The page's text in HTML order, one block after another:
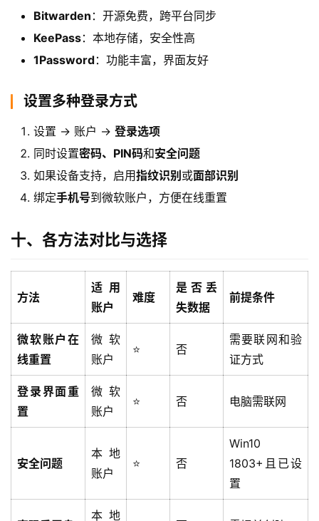
Bitwarden ：开源免费，跨平台同步
KeePass：本地存储，安全性高
1Password：功能丰富，界面友好
设置多种登录方式
设置 → 账户 → 登录选项
同时设置密码、PIN码和安全问题
如果设备支持，启用指纹识别 或面部识别
绑定手机号到微软账户，方便在线重置
十、各方法对比与选择
方法
适用
账户
难度
是否丢
失数据
前提条件
微软账户在
线重置
微软
账户
⭐ 否
需要联网和验
证方式
登录界面重
置
微软
账户
⭐ 否 电脑需联网
安全问题
本地
账户
⭐ 否
Win10
1803+且已设
置
本地